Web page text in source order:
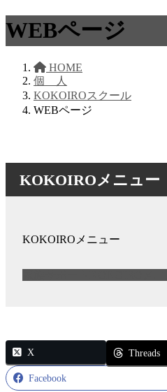
WEBページ
HOME
個 人
KOKOIROスクール
WEBページ
KOKOIROメニュー
KOKOIROメニュー
Facebook
X Threads